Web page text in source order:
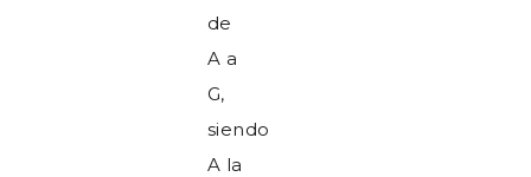
de
A a
G,
siendo
A la